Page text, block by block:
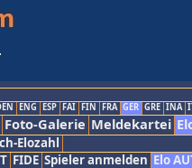
ENG ESP FAI FIN FRA GER GRE INA
Foto-Galerie Meldekartei
Elozahl
FIDE Spieler anmelden Elo